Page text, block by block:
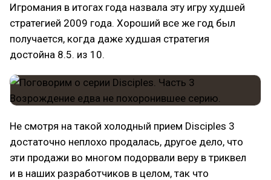
Игромания в итогах года назвала эту игру худшей
стратегией 2009 года. Хороший все же год был
получается, когда даже худшая стратегия
достойна 8.5. из 10.
Не смотря на такой холодный прием Disciples 3
достаточно неплохо продалась, другое дело, что
эти продажи во многом подорвали веру в триквел
и в наших разработчиков в целом, так что